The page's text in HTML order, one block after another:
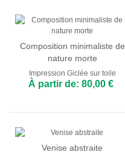
Composition minimaliste de
nature morte
Impression Giclée sur toile
À partir de: 80,00 €
Venise abstraite